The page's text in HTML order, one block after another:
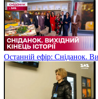
Останній ефір: Сніданок.